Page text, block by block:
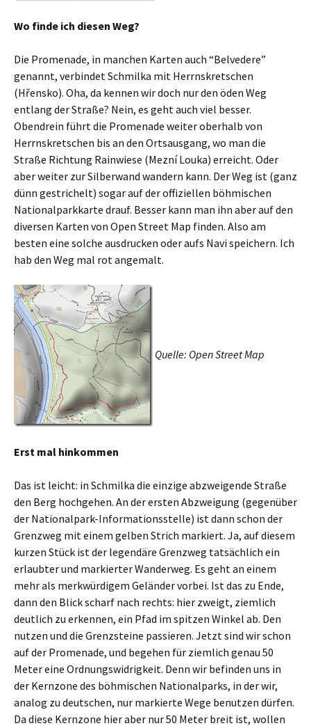
Wo finde ich diesen Weg?
Die Promenade, in manchen Karten auch “Belvedere”
genannt, verbindet Schmilka mit Herrnskretschen
(Hřensko). Oha, da kennen wir doch nur den öden Weg
entlang der Straße? Nein, es geht auch viel besser.
Obendrein führt die Promenade weiter oberhalb von
Herrnskretschen bis an den Ortsausgang, wo man die
Straße Richtung Rainwiese (Mezní Louka) erreicht. Oder
aber weiter zur Silberwand wandern kann. Der Weg ist (ganz
dünn gestrichelt) sogar auf der offiziellen böhmischen
Nationalparkkarte drauf. Besser kann man ihn aber auf den
diversen Karten von Open Street Map finden. Also am
besten eine solche ausdrucken oder aufs Navi speichern. Ich
hab den Weg mal rot angemalt.
Quelle: Open Street Map
Erst mal hinkommen
Das ist leicht: in Schmilka die einzige abzweigende Straße
den Berg hochgehen. An der ersten Abzweigung (gegenüber
der Nationalpark-Informationsstelle) ist dann schon der
Grenzweg mit einem gelben Strich markiert. Ja, auf diesem
kurzen Stück ist der legendäre Grenzweg tatsächlich ein
erlaubter und markierter Wanderweg. Es geht an einem
mehr als merkwürdigem Geländer vorbei. Ist das zu Ende,
dann den Blick scharf nach rechts: hier zweigt, ziemlich
deutlich zu erkennen, ein Pfad im spitzen Winkel ab. Den
nutzen und die Grenzsteine passieren. Jetzt sind wir schon
auf der Promenade, und begehen für ziemlich genau 50
Meter eine Ordnungswidrigkeit. Denn wir befinden uns in
der Kernzone des böhmischen Nationalparks, in der wir,
analog zu deutschen, nur markierte Wege benutzen dürfen.
Da diese Kernzone hier aber nur 50 Meter breit ist, wollen